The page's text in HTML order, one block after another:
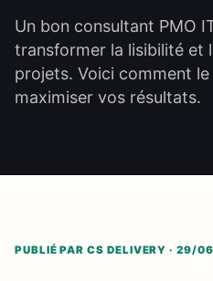
Un bon consultant PMO
transformer la lisibilité et
projets. Voici comment
maximiser vos résultats.
PUBLIÉ PAR CS DELIVERY · 29/